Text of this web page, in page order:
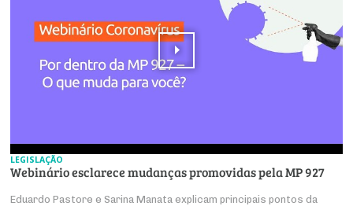
LEGISLAÇÃO
Webinário esclarece mudanças promovidas pela MP 927
Eduardo Pastore e Sarina Manata explicam principais pontos da